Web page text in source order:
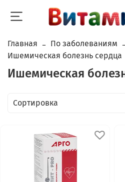
Главная По заболеваниям
Ишемическая болезнь сердца
Ишемическая